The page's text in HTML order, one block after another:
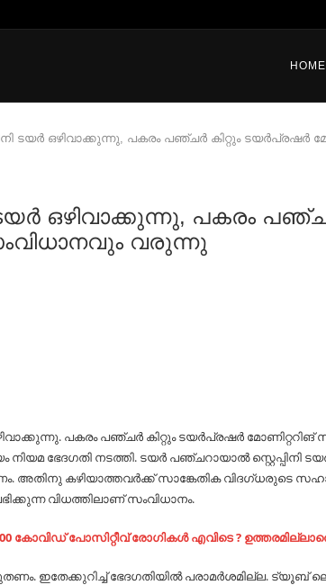
HOME
ടയര്‍ ഒഴിവാക്കുന്നു, പകരം പഞ്ചര്‍ കിറ്റും ടയര്‍പ്രഷര്‍
ടയര്‍ ഒഴിവാക്കുന്നു, പകരം
വരുന്നു
പകരം പഞ്ചര്‍ കിറ്റും ടയര്‍പ്രഷര്‍ മോണിറ്ററിങ്
ഭേദഗതി നടത്തി. ടയര്‍ പഞ്ചറായാല്‍ സ്റ്റെപ്പിനി
അതിനു കഴിയാത്തവര്‍ക്ക് സാങ്കേതിക വിദഗ്ധരുടെ
വിധത്തിലാണ് സംവിധാനം.
കോവിഡ് പോസിറ്റീവ് രോഗികൾ എവിടെ ?
ഇതേക്കുറിച്ച്‌ ഭേദഗതിയില്‍ പരാമര്‍ശമില്ല.